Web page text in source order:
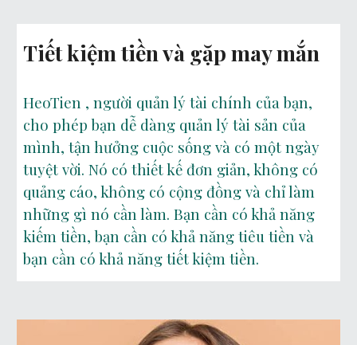
Tiết kiệm tiền và gặp may mắn
HeoTien , người quản lý tài chính của bạn,
cho phép bạn dễ dàng quản lý tài sản của
mình, tận hưởng cuộc sống và có một ngày
tuyệt vời. Nó có thiết kế đơn giản, không có
quảng cáo, không có cộng đồng và chỉ làm
những gì nó cần làm. Bạn cần có khả năng
kiếm tiền, bạn cần có khả năng tiêu tiền và
bạn cần có khả năng tiết kiệm tiền.